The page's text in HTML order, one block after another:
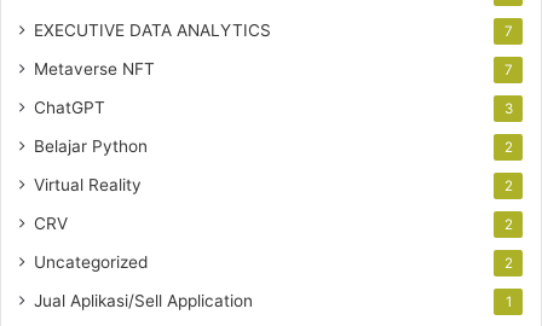
EXECUTIVE DATA ANALYTICS 7
Metaverse NFT 7
ChatGPT 3
Belajar Python 2
Virtual Reality 2
CRV 2
Uncategorized 2
Jual Aplikasi/Sell Application 1